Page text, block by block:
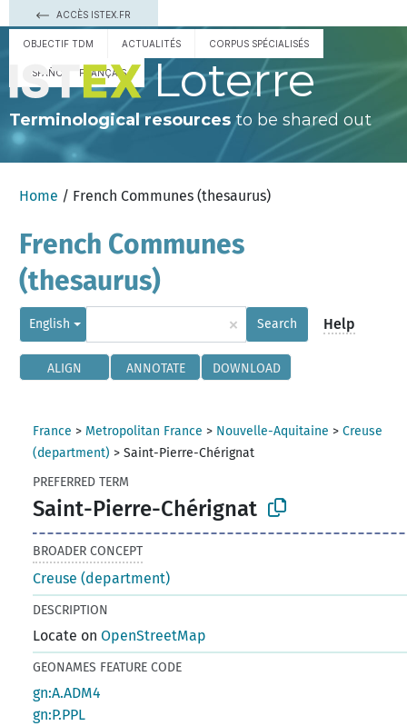
ACCÈS ISTEX.FR
OBJECTIF TDM ACTUALITÉS CORPUS SPÉCIALISÉS
ESPAÑOL FRANÇAIS Loterre
Terminological resourcesto be shared out
Home / French Communes (thesaurus)
French Communes
(thesaurus)
English × Search Help
ALIGN ANNOTATE DOWNLOAD
France > Metropolitan France > Nouvelle-Aquitaine >Creuse
(department) >Saint-Pierre-Chérignat
PREFERRED TERM
Saint-Pierre-Chérignat
BROADER CONCEPT
Creuse (department)
DESCRIPTION
Locate onOpenStreetMap
GEONAMES FEATURE CODE
gn:A.ADM4
gn:P.PPL